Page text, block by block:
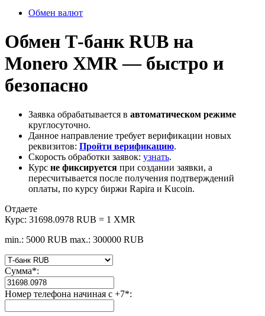
Обмен валют
Обмен Т-банк RUB на
Monero XMR — быстро и
безопасно
Заявка обрабатывается в автоматическом режиме
круглосуточно.
Данное направление требует верификации новых
реквизитов: Пройти верификацию.
Скорость обработки заявок: узнать.
Курс не фиксируется при создании заявки, а
пересчитывается после получения подтверждений
оплаты, по курсу биржи Rapira и Kucoin.
Отдаете
Курс: 31698.0978 RUB = 1 XMR
min.: 5000 RUB max.: 300000 RUB
Сумма*:
Номер телефона начиная с +7*: